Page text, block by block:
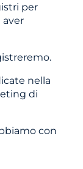
per
aver
nella
di
con